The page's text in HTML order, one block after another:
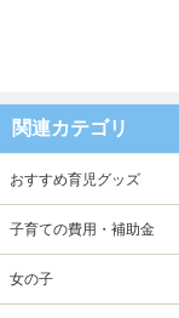
関連カテゴリ
おすすめ育児グッズ
子育ての費用・補助金
女の子